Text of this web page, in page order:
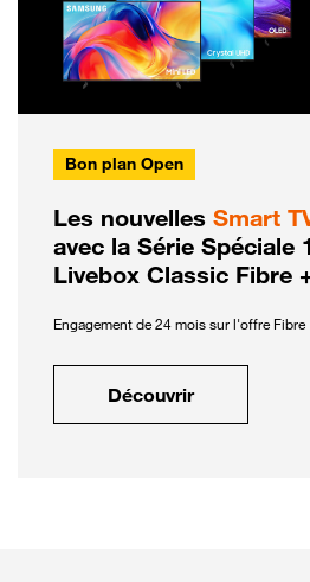
Bon plan Open
Les nouvelles Smart
avec la Série Spéciale
Livebox Classic Fibre
Engagement de 24 mois sur l'offre Fibre
Découvrir